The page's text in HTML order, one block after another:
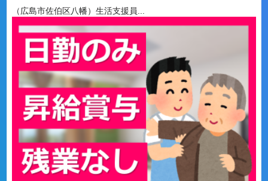
（広島市佐伯区八幡）生活支援員...